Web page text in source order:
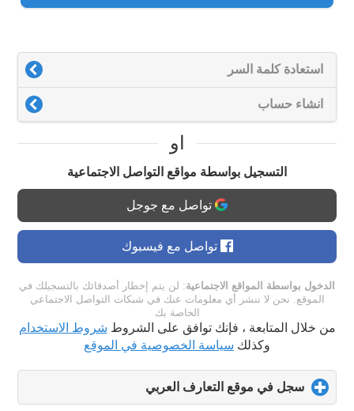
استعادة كلمة السر
انشاء حساب
او
التسجيل بواسطة مواقع التواصل الاجتماعية
تواصل مع جوجل
تواصل مع فيسبوك
الدخول بواسطة المواقع الاجتماعية: لن يتم إخطار أصدقائك بالتسجيلك في
الموقع. نحن لا ننشر أي معلومات عنك في شبكات التواصل الاجتماعي
الخاصة بك
من خلال المتابعة ، فإنك توافق على الشروط شروط الاستخدام
وكذلك سياسة الخصوصية في الموقع
سجل في موقع التعارف العربي
to